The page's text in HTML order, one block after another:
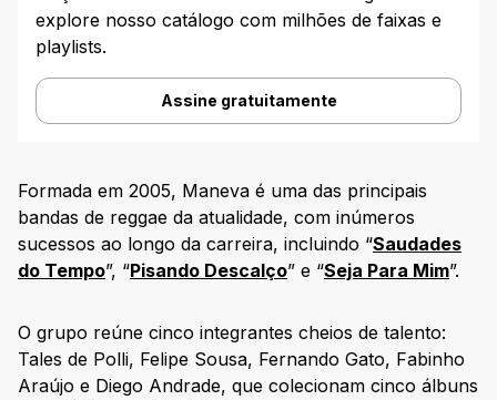
explore nosso catálogo com milhões de faixas e
playlists.
Assine gratuitamente
Formada em 2005, Maneva é uma das principais
bandas de reggae da atualidade, com inúmeros
sucessos ao longo da carreira, incluindo “Saudades
do Tempo”, “Pisando Descalço” e “Seja Para Mim”.
O grupo reúne cinco integrantes cheios de talento:
Tales de Polli, Felipe Sousa, Fernando Gato, Fabinho
Araújo e Diego Andrade, que colecionam cinco álbuns